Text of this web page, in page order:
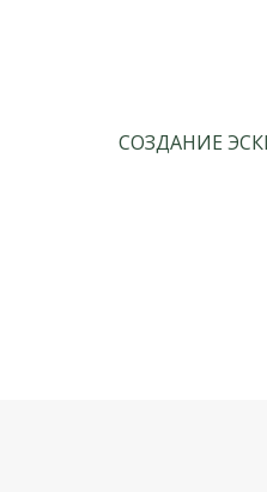
СОЗДАНИЕ